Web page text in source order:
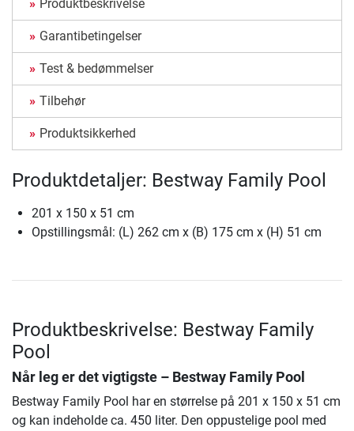
Produktbeskrivelse
Garantibetingelser
Test & bedømmelser
Tilbehør
Produktsikkerhed
Produktdetaljer: Bestway Family Pool
201 x 150 x 51 cm
Opstillingsmål: (L) 262 cm x (B) 175 cm x (H) 51 cm
Produktbeskrivelse: Bestway Family
Pool
Når leg er det vigtigste – Bestway Family Pool
Bestway Family Pool har en størrelse på 201 x 150 x 51 cm
og kan indeholde ca. 450 liter. Den oppustelige pool med